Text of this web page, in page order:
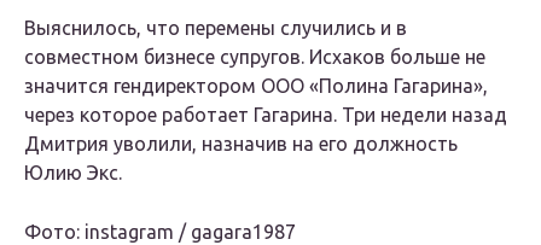
Выяснилось, что перемены случились и в
совместном бизнесе супругов. Исхаков больше не
значится гендиректором ООО «Полина Гагарина»,
через которое работает Гагарина. Три недели назад
Дмитрия уволили, назначив на его должность
Юлию Экс.
Фото: instagram / gagara1987